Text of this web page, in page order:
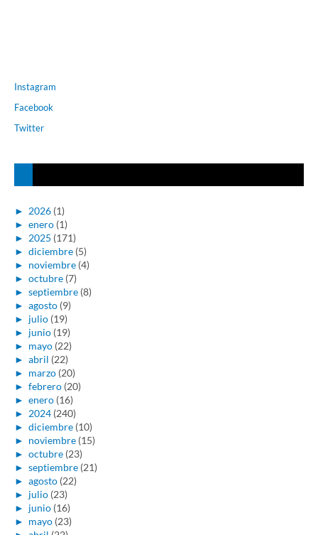
Instagram
Facebook
Twitter
► 2026 (1)
► enero (1)
► 2025 (171)
► diciembre (5)
► noviembre (4)
► octubre (7)
► septiembre (8)
► agosto (9)
► julio (19)
► junio (19)
► mayo (22)
► abril (22)
► marzo (20)
► febrero (20)
► enero (16)
► 2024 (240)
► diciembre (10)
► noviembre (15)
► octubre (23)
► septiembre (21)
► agosto (22)
► julio (23)
► junio (16)
► mayo (23)